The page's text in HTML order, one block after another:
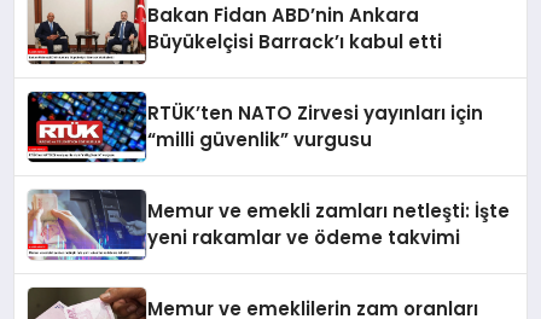
Bakan Fidan ABD’nin Ankara
Büyükelçisi Barrack’ı kabul etti
RTÜK’ten NATO Zirvesi yayınları için
“milli güvenlik” vurgusu
Memur ve emekli zamları netleşti: İşte
yeni rakamlar ve ödeme takvimi
Memur ve emeklilerin zam oranları